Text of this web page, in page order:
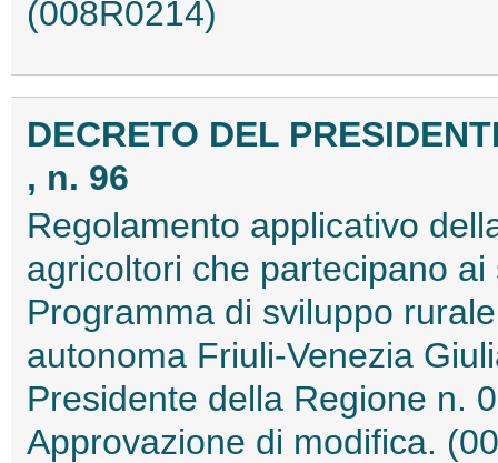
(008R0214)
DECRETO DEL
, n. 96
Regolamento applicativo
agricoltori che partecipano
Programma di sviluppo
autonoma Friuli-Venezia
Presidente della Regione n.
Approvazione di modifica.